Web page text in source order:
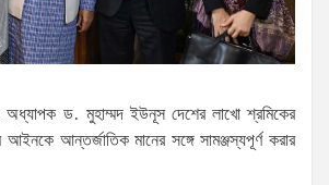
অধ্যাপক ড. মুহাম্মদ ইউনূস দেশের লাখো শ্রমিকের
আন্তর্জাতিক মানের সঙ্গে সামঞ্জস্যপূর্ণ করার